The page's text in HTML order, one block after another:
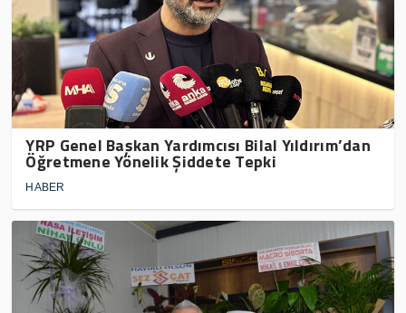
YRP Genel Başkan Yardımcısı Bilal Yıldırım’dan
Öğretmene Yönelik Şiddete Tepki
HABER